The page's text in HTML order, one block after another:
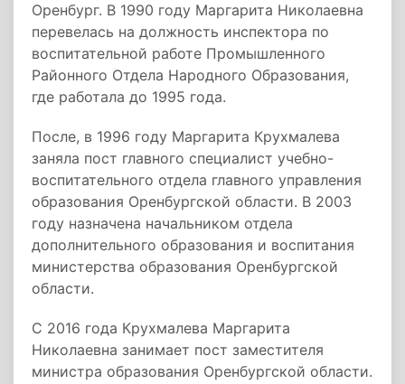
Оренбург. В 1990 году Маргарита Николаевна
перевелась на должность инспектора по
воспитательной работе Промышленного
Районного Отдела Народного Образования,
где работала до 1995 года.
После, в 1996 году Маргарита Крухмалева
заняла пост главного специалист учебно-
воспитательного отдела главного управления
образования Оренбургской области. В 2003
году назначена начальником отдела
дополнительного образования и воспитания
министерства образования Оренбургской
области.
С 2016 года Крухмалева Маргарита
Николаевна занимает пост заместителя
министра образования Оренбургской области.